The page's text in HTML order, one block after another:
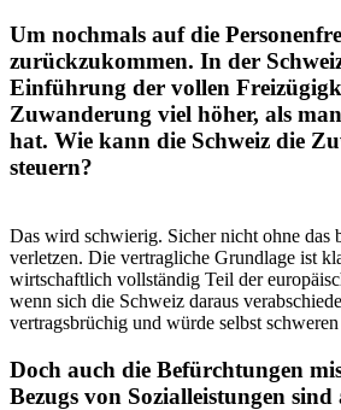
Um nochmals auf die
zurückzukommen. In der
Einführung der vollen
Zuwanderung viel höher, als
hat. Wie kann die Schweiz die
steuern?
Das wird schwierig. Sicher nicht ohne das
verletzen. Die vertragliche Grundlage ist
wirtschaftlich vollständig Teil der
wenn sich die Schweiz daraus
vertragsbrüchig und würde selbst
Doch auch die Befürchtungen
Bezugs von Sozialleistungen sind